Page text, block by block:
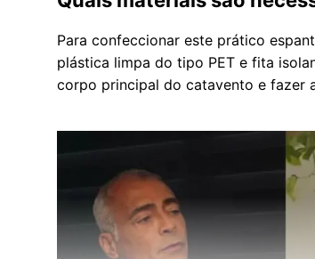
Para confeccionar este prático
plástica limpa do tipo PET e fita
corpo principal do catavento e fazer